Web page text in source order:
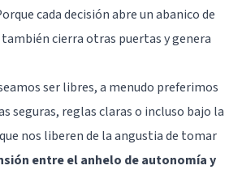
cada decisión abre un abanico de
cierra otras puertas y genera
ser libres, a menudo preferimos
seguras, reglas claras o incluso bajo la
nos liberen de la angustia de tomar
entre el anhelo de autonomía y